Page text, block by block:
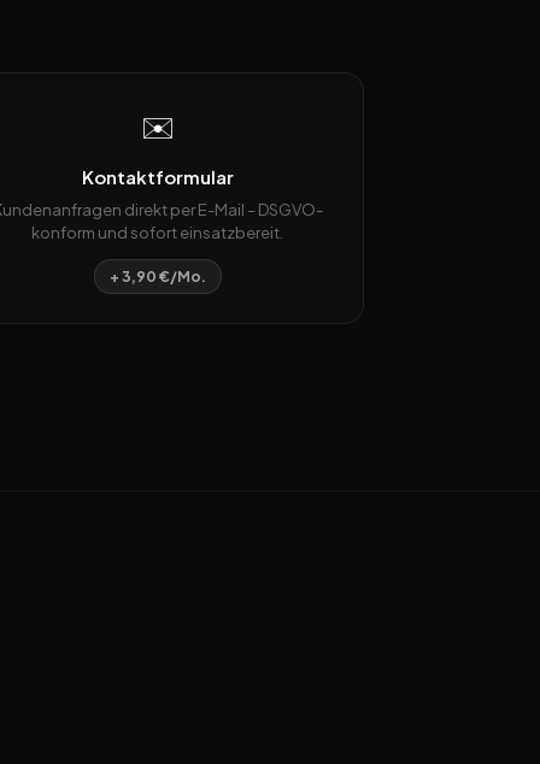
✉️
Kontaktformular
direkt per E-Mail – DSGVO-
konform und sofort einsatzbereit.
+ 3,90 €/Mo.